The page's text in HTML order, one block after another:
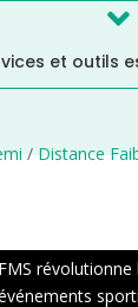

et outils
/Distance